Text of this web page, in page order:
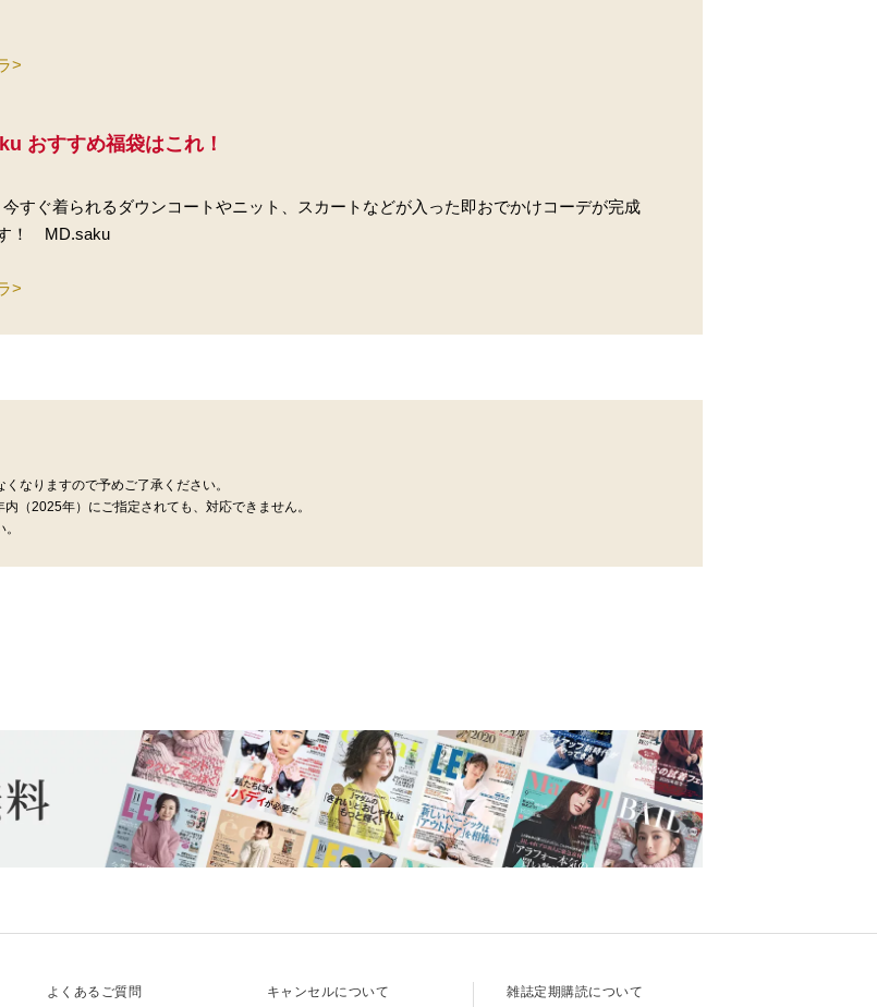
>
おすすめ福袋はこれ！
今すぐ着られるダウンコートやニット、スカートなどが入った即おでかけコーデが完成
！ MD.saku
>
なりますので予めご了承ください。
（2025年）にご指定されても、対応できません。
よくあるご質問 キャンセルについて 雑誌定期購読について